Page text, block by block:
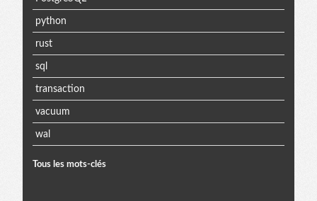
python
rust
sql
transaction
vacuum
wal
Tous les mots-clés